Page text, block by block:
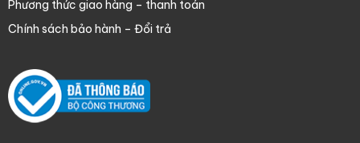
Phương thức giao hàng – thanh toán
Chính sách bảo hành – Đổi trả